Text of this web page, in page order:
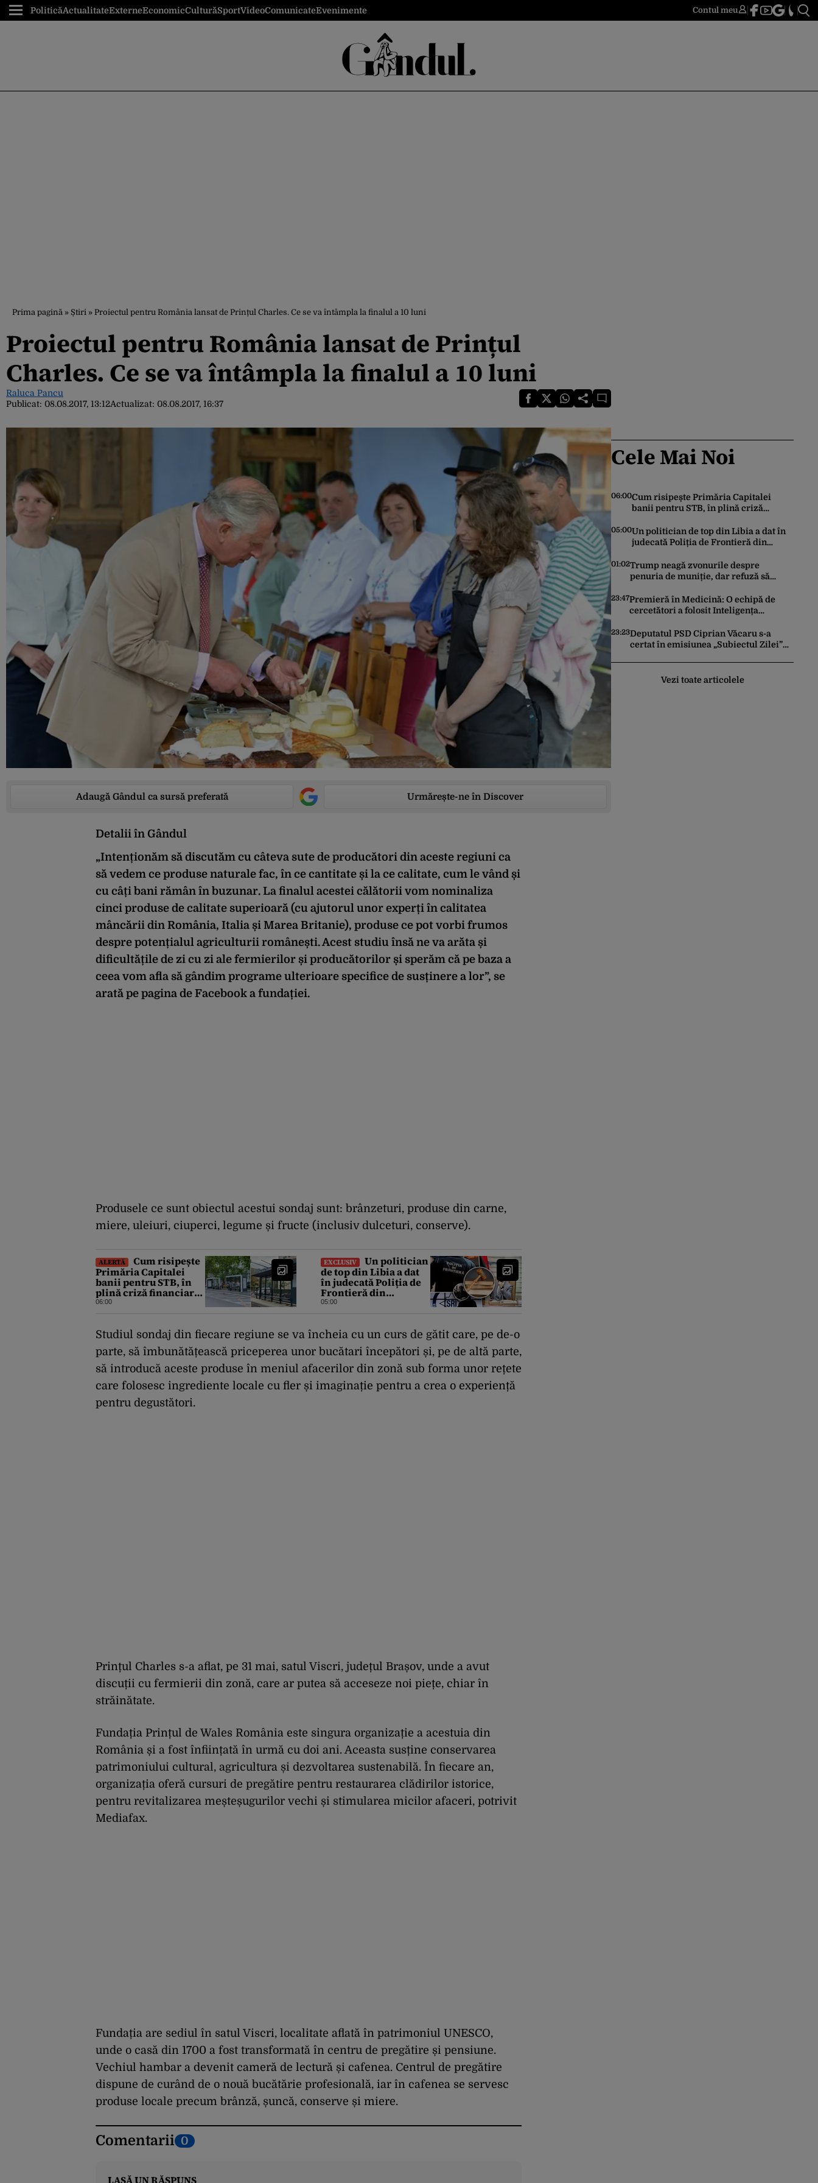
PoliticăActualitateExterneEconomicCulturăSportVideoComunicateEvenimente Contul meu
Prima pagină » Știri » Proiectul pentru România lansat de Prințul Charles. Ce se va întâmpla la finalul a 10 luni
Proiectul pentru România lansat de Prințul
Charles. Ce se va întâmpla la finalul a 10 luni
Raluca Pancu
Publicat: 08.08.2017, 13:12Actualizat: 08.08.2017, 16:37
Adaugă Gândul ca sursă preferată Urmărește-ne în Discover
Detalii în Gândul
„Intenționăm să discutăm cu câteva sute de producători din aceste regiuni ca
să vedem ce produse naturale fac, în ce cantitate și la ce calitate, cum le vând și
cu câți bani rămân în buzunar. La finalul acestei călătorii vom nominaliza
cinci produse de calitate superioară (cu ajutorul unor experți în calitatea
mâncării din România, Italia și Marea Britanie), produse ce pot vorbi frumos
despre potențialul agriculturii românești. Acest studiu însă ne va arăta și
dificultățile de zi cu zi ale fermierilor și producătorilor și sperăm că pe baza a
ceea vom afla să gândim programe ulterioare specifice de susținere a lor”, se
arată pe pagina de Facebook a fundației.
Produsele ce sunt obiectul acestui sondaj sunt: brânzeturi, produse din carne,
miere, uleiuri, ciuperci, legume și fructe (inclusiv dulceturi, conserve).
ALERTĂ
Cum risipește
Primăria Capitalei
banii pentru STB, în
plină criză financiară
a societății de
06:00
EXCLUSIV
Un politician
de top din Libia a dat
în judecată Poliția de
Frontieră din
România după ce SRI
05:00
Studiul sondaj din fiecare regiune se va încheia cu un curs de gătit care, pe de-o
parte, să îmbunătățească priceperea unor bucătari începători și, pe de altă parte,
să introducă aceste produse în meniul afacerilor din zonă sub forma unor rețete
care folosesc ingrediente locale cu fler și imaginație pentru a crea o experiență
pentru degustători.
Prințul Charles s-a aflat, pe 31 mai, satul Viscri, județul Brașov, unde a avut
discuții cu fermierii din zonă, care ar putea să acceseze noi piețe, chiar în
străinătate.
Fundația Prințul de Wales România este singura organizație a acestuia din
România și a fost înființată în urmă cu doi ani. Aceasta susține conservarea
patrimoniului cultural, agricultura și dezvoltarea sustenabilă. În fiecare an,
organizația oferă cursuri de pregătire pentru restaurarea clădirilor istorice,
pentru revitalizarea meșteșugurilor vechi și stimularea micilor afaceri, potrivit
Mediafax.
Fundația are sediul în satul Viscri, localitate aflată în patrimoniul UNESCO,
unde o casă din 1700 a fost transformată în centru de pregătire și pensiune.
Vechiul hambar a devenit cameră de lectură și cafenea. Centrul de pregătire
dispune de curând de o nouă bucătărie profesională, iar în cafenea se servesc
produse locale precum brânză, șuncă, conserve și miere.
Comentarii 0
LASĂ UN RĂSPUNS
Cele Mai Noi
06:00Cum risipește Primăria Capitalei
banii pentru STB, în plină criză
05:00Un politician de top din Libia a dat în
judecată Poliția de Frontieră din
oficial, terorist ISIS
01:02Trump neagă zvonurile despre
penuria de muniție, dar refuză să
nevoie de rachete”
23:47Premieră în Medicină: O echipă de
cercetători a folosit Inteligența
virusuri sintetice la tratarea de E.coli
23:23Deputatul PSD Ciprian Văcaru s-a
certat în emisiunea „Subiectul Zilei”
Vezi toate articolele